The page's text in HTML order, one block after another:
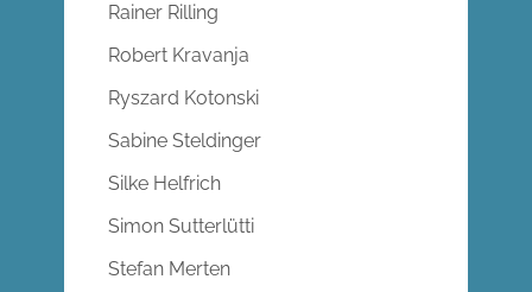
Rainer Rilling
Robert Kravanja
Ryszard Kotonski
Sabine Steldinger
Silke Helfrich
Simon Sutterlütti
Stefan Merten